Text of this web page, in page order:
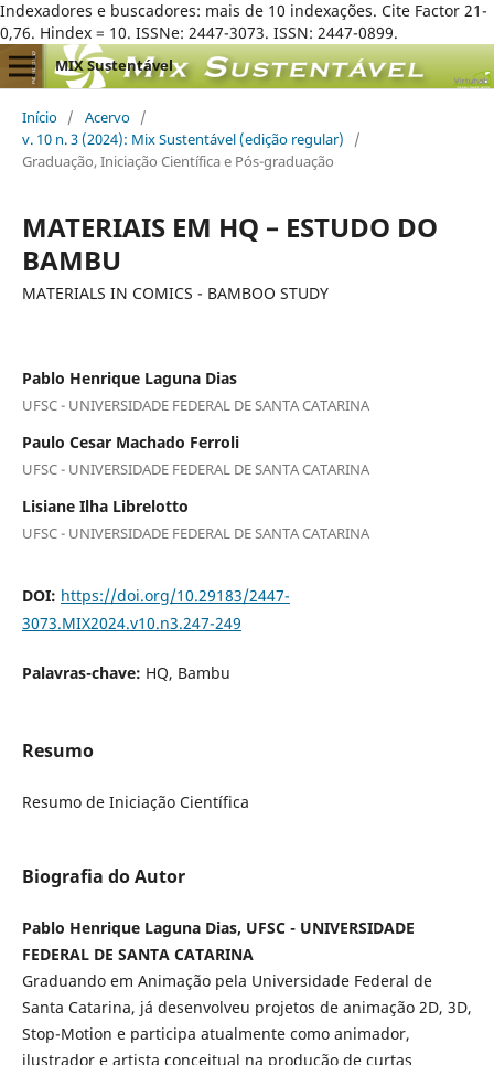
Indexadores e buscadores: mais de 10 indexações. Cite Factor 21-
0,76. Hindex = 10. ISSNe: 2447-3073. ISSN: 2447-0899.
MIX Sustentável
Início / Acervo /
v. 10 n. 3 (2024): Mix Sustentável (edição regular)
/
Graduação, Iniciação Científica e Pós-graduação
MATERIAIS EM HQ – ESTUDO DO
BAMBU
MATERIALS IN COMICS - BAMBOO STUDY
Pablo Henrique Laguna Dias
UFSC - UNIVERSIDADE FEDERAL DE SANTA CATARINA
Paulo Cesar Machado Ferroli
UFSC - UNIVERSIDADE FEDERAL DE SANTA CATARINA
Lisiane Ilha Librelotto
UFSC - UNIVERSIDADE FEDERAL DE SANTA CATARINA
DOI: https://doi.org/10.29183/2447-
3073.MIX2024.v10.n3.247-249
Palavras-chave: HQ, Bambu
Resumo
Resumo de Iniciação Científica
Biografia do Autor
Pablo Henrique Laguna Dias, UFSC - UNIVERSIDADE
FEDERAL DE SANTA CATARINA
Graduando em Animação pela Universidade Federal de
Santa Catarina, já desenvolveu projetos de animação 2D, 3D,
Stop-Motion e participa atualmente como animador,
ilustrador e artista conceitual na produção de curtas